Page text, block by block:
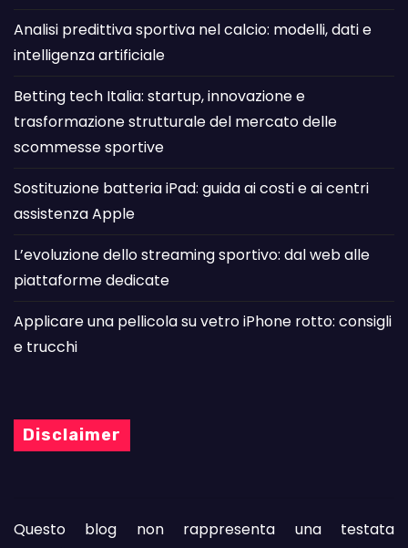
Analisi predittiva sportiva nel calcio: modelli, dati e
intelligenza artificiale
Betting tech Italia: startup, innovazione e
trasformazione strutturale del mercato delle
scommesse sportive
Sostituzione batteria iPad: guida ai costi e ai centri
assistenza Apple
L’evoluzione dello streaming sportivo: dal web alle
piattaforme dedicate
Applicare una pellicola su vetro iPhone rotto: consigli
e trucchi
Disclaimer
Questo blog non rappresenta una testata